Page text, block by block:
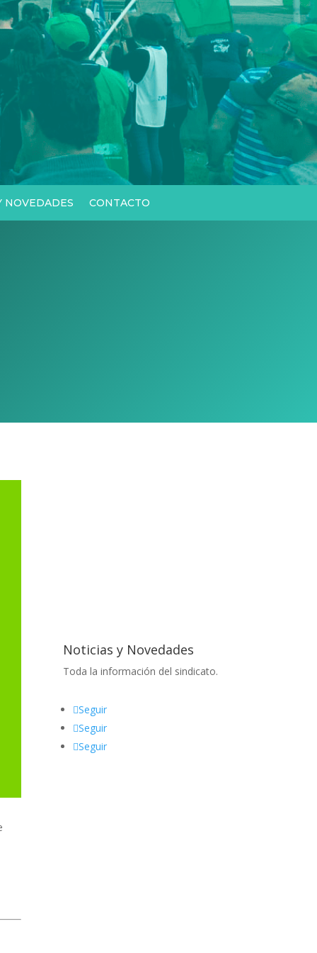
NOVEDADES CONTACTO
Noticias y Novedades
Toda la información del sindicato.
Seguir
Seguir
Seguir